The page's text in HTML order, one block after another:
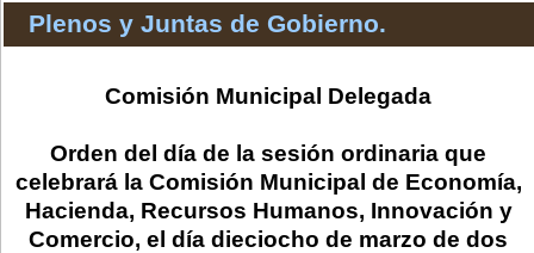
Plenos y Juntas de Gobierno.
Comisión Municipal Delegada
Orden del día de la sesión ordinaria que
celebrará la Comisión Municipal de Economía,
Hacienda, Recursos Humanos, Innovación y
Comercio, el día dieciocho de marzo de dos